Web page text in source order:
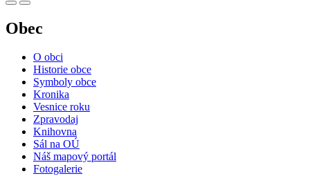
Obec
O obci
Historie obce
Symboly obce
Kronika
Vesnice roku
Zpravodaj
Knihovna
Sál na OÚ
Náš mapový portál
Fotogalerie